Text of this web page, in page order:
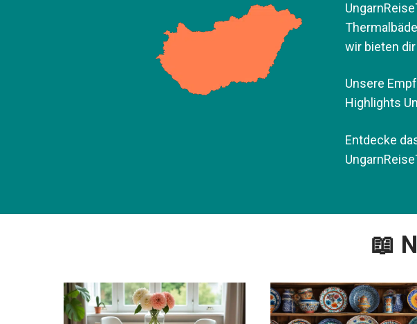
wir bieten
Unsere
Highlights
Entdecke
📖